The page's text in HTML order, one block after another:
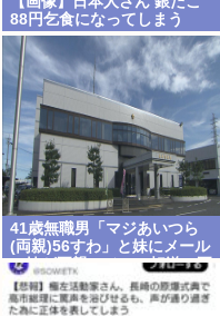
88円乞食になってしまう
41歳無職男「マジあいつら
(両親)56すわ」と妹にメール
→妹が両親にメール転送→両
親が警察に相談→無職おじ逮
捕